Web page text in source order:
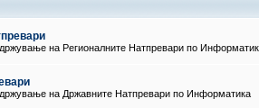
на Регионалните Натпревари по
на Државните Натпревари по Информатика